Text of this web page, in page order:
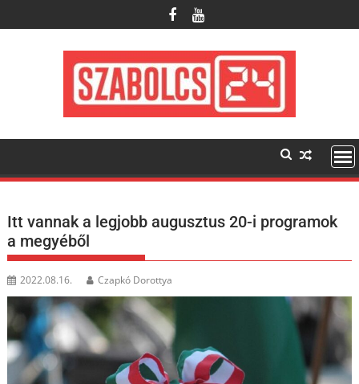
to
Itt vannak a legjobb augusztus 20-i programok
a megyéből
2022.08.16. Czapkó Dorottya